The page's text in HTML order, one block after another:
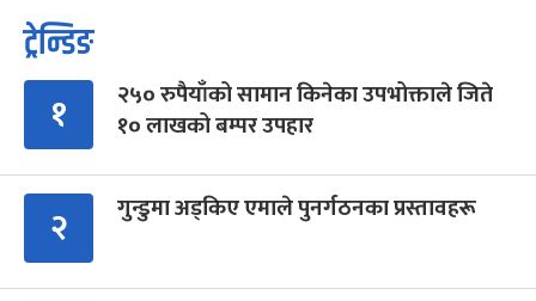
ट्रेन्डिङ
१
२५० रुपैयाँको सामान किनेका उपभोक्ताले जिते
१० लाखको बम्पर उपहार
२ गुन्डुमा अड्किए एमाले पुनर्गठनका प्रस्तावहरू